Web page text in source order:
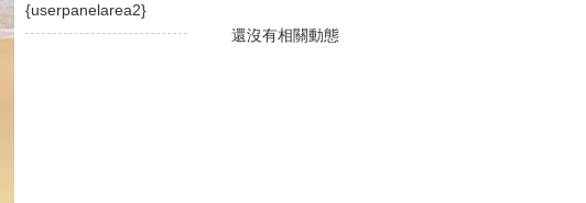
{userpanelarea2}
還沒有相關動態